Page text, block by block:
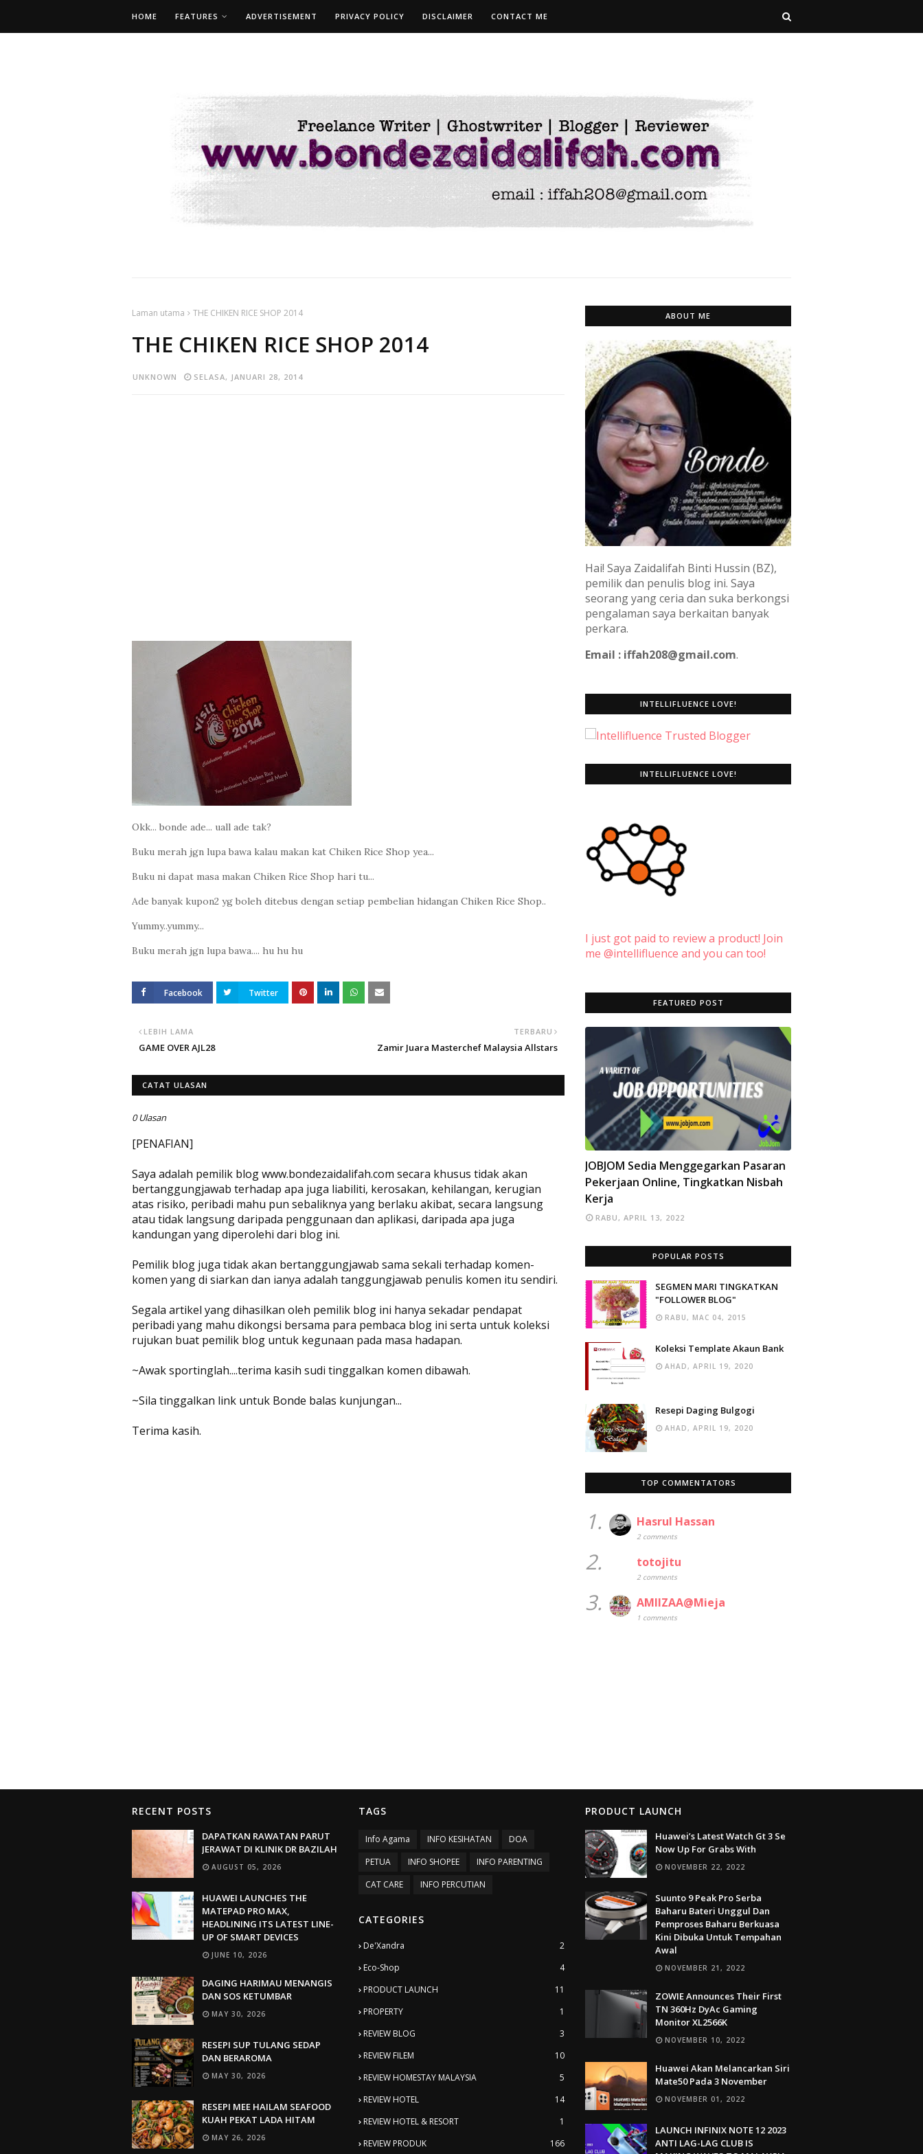
HOME FEATURES ADVERTISEMENT PRIVACY POLICY DISCLAIMER CONTACT ME
Laman utama THE CHIKEN RICE SHOP 2014
THE CHIKEN RICE SHOP 2014
UNKNOWN SELASA, JANUARI 28, 2014
Okk... bonde ade... uall ade tak?
Buku merah jgn lupa bawa kalau makan kat Chiken Rice Shop yea...
Buku ni dapat masa makan Chiken Rice Shop hari tu...
Ade banyak kupon2 yg boleh ditebus dengan setiap pembelian hidangan Chiken Rice Shop..
Yummy..yummy...
Buku merah jgn lupa bawa.... hu hu hu
Facebook Twitter
TERBARU
Zamir Juara Masterchef Malaysia Allstars
LEBIH LAMA
GAME OVER AJL28
CATAT ULASAN
0 Ulasan
[PENAFIAN]
Saya adalah pemilik blog www.bondezaidalifah.com secara khusus tidak akan
bertanggungjawab terhadap apa juga liabiliti, kerosakan, kehilangan, kerugian
atas risiko, peribadi mahu pun sebaliknya yang berlaku akibat, secara langsung
atau tidak langsung daripada penggunaan dan aplikasi, daripada apa juga
kandungan yang diperolehi dari blog ini.
Pemilik blog juga tidak akan bertanggungjawab sama sekali terhadap komen-
komen yang di siarkan dan ianya adalah tanggungjawab penulis komen itu sendiri.
Segala artikel yang dihasilkan oleh pemilik blog ini hanya sekadar pendapat
peribadi yang mahu dikongsi bersama para pembaca blog ini serta untuk koleksi
rujukan buat pemilik blog untuk kegunaan pada masa hadapan.
~Awak sportinglah....terima kasih sudi tinggalkan komen dibawah.
~Sila tinggalkan link untuk Bonde balas kunjungan...
Terima kasih.
ABOUT ME
Hai! Saya Zaidalifah Binti Hussin (BZ),
pemilik dan penulis blog ini. Saya
seorang yang ceria dan suka berkongsi
pengalaman saya berkaitan banyak
perkara.
Email : iffah208@gmail.com.
INTELLIFLUENCE LOVE!
INTELLIFLUENCE LOVE!
I just got paid to review a product! Join
me @intellifluence and you can too!
FEATURED POST
INFO
JOBJOM Sedia Menggegarkan Pasaran
Pekerjaan Online, Tingkatkan Nisbah
Kerja
RABU, APRIL 13, 2022
POPULAR POSTS
SEGMEN MARI TINGKATKAN
"FOLLOWER BLOG"
RABU, MAC 04, 2015
Koleksi Template Akaun Bank
AHAD, APRIL 19, 2020
Resepi Daging Bulgogi
AHAD, APRIL 19, 2020
TOP COMMENTATORS
1. Hasrul Hassan
2 comments
2. totojitu
2 comments
3. AMIIZAA@Mieja
1 comments
RECENT POSTS
DAPATKAN RAWATAN PARUT
JERAWAT DI KLINIK DR BAZILAH
AUGUST 05, 2026
HUAWEI LAUNCHES THE
MATEPAD PRO MAX,
HEADLINING ITS LATEST LINE-
UP OF SMART DEVICES
JUNE 10, 2026
DAGING HARIMAU MENANGIS
DAN SOS KETUMBAR
MAY 30, 2026
RESEPI SUP TULANG SEDAP
DAN BERAROMA
MAY 30, 2026
RESEPI MEE HAILAM SEAFOOD
KUAH PEKAT LADA HITAM
MAY 26, 2026
TAGS
Info Agama INFO KESIHATAN
DOA
PETUA
INFO SHOPEE
INFO PARENTING
CAT CARE
INFO PERCUTIAN
CATEGORIES
De'Xandra
2
Eco-Shop
4
PRODUCT LAUNCH
11
PROPERTY
1
REVIEW BLOG
3
REVIEW FILEM
10
REVIEW HOMESTAY MALAYSIA
5
REVIEW HOTEL
14
REVIEW HOTEL & RESORT
1
REVIEW PRODUK
166
PRODUCT LAUNCH
Huawei’s Latest Watch Gt 3 Se
Now Up For Grabs With
NOVEMBER 22, 2022
Suunto 9 Peak Pro Serba
Baharu Bateri Unggul Dan
Pemproses Baharu Berkuasa
Kini Dibuka Untuk Tempahan
Awal
NOVEMBER 21, 2022
ZOWIE Announces Their First
TN 360Hz DyAc Gaming
Monitor XL2566K
NOVEMBER 10, 2022
Huawei Akan Melancarkan Siri
Mate50 Pada 3 November
NOVEMBER 01, 2022
LAUNCH INFINIX NOTE 12 2023
ANTI LAG-LAG CLUB IS